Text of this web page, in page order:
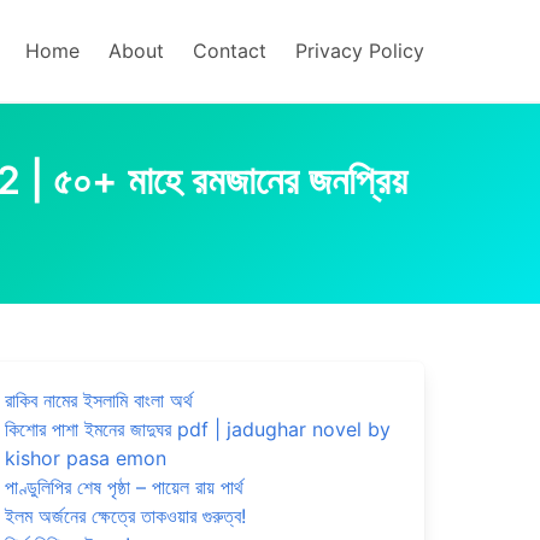
Home About Contact Privacy Policy
মাহে রমজানের জনপ্রিয়
রাকিব নামের ইসলামি বাংলা অর্থ
কিশোর পাশা ইমনের জাদুঘর pdf | jadughar novel by
kishor pasa emon
পাণ্ডুলিপির শেষ পৃষ্ঠা – পায়েল রায় পার্থ
ইলম অর্জনের ক্ষেত্রে তাকওয়ার গুরুত্ব!